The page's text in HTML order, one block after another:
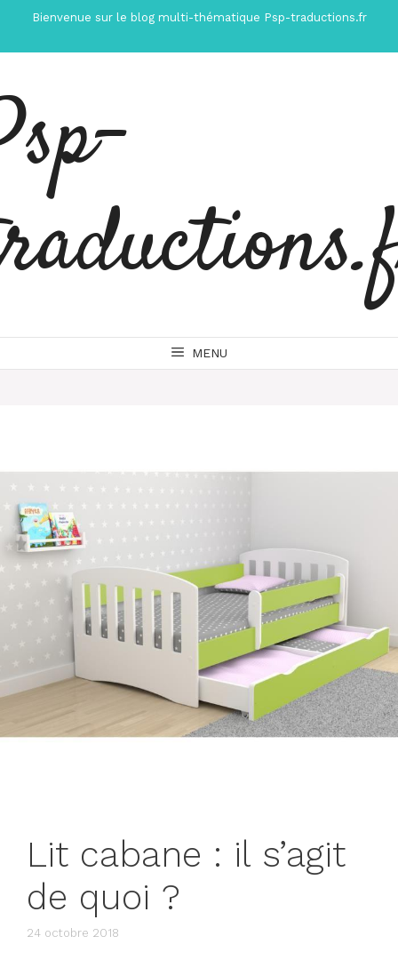
contenu
Bienvenue sur le blog multi-thématique Psp-traductions.fr
MENU
Lit cabane : il s’agit
de quoi ?
24 octobre 2018